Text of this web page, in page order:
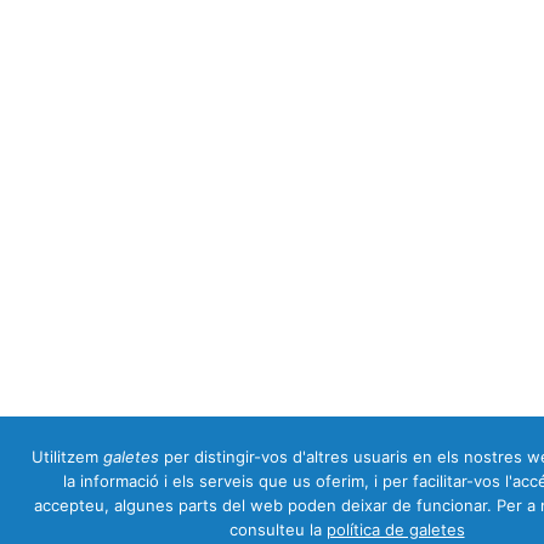
Utilitzem galetesper distingir-vos d'altres usuaris en els nostres
la informació i els serveis que us oferim, i per facilitar-vos
accepteu, algunes parts del web poden deixar de funcionar. Per a
consulteu la política de galetes